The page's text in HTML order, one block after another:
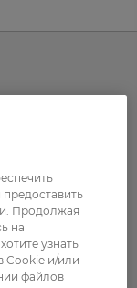
Продолжая
на
узнать
Cookie и/или
файлов